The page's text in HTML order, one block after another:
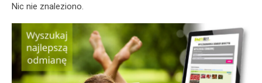
Nic nie znaleziono.